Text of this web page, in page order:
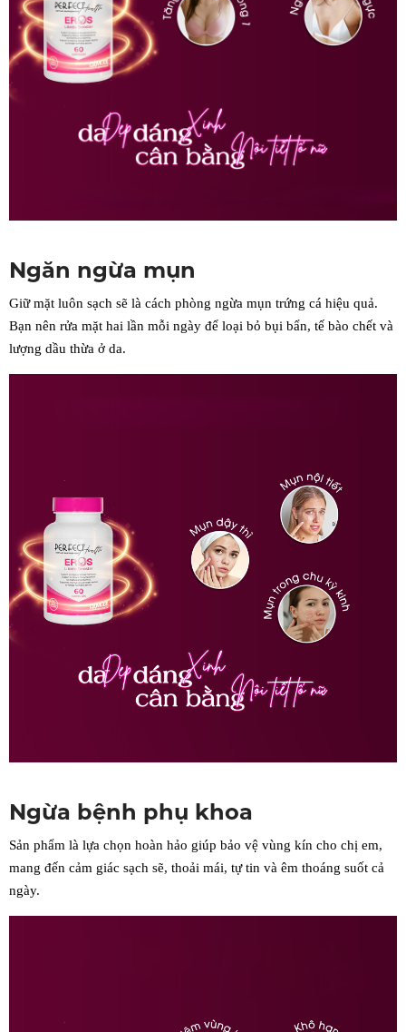
Ngăn ngừa mụn
Giữ mặt luôn sạch sẽ là cách phòng ngừa mụn trứng cá hiệu quả.
Bạn nên rửa mặt hai lần mỗi ngày để loại bỏ bụi bẩn, tế bào chết và
lượng dầu thừa ở da.
Ngừa bệnh phụ khoa
Sản phẩm là lựa chọn hoàn hảo giúp bảo vệ vùng kín cho chị em,
mang đến cảm giác sạch sẽ, thoải mái, tự tin và êm thoáng suốt cả
ngày.